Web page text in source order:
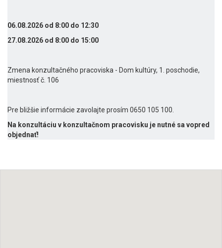
06.08.2026 od 8:00 do 12:30
27.08.2026 od 8:00 do 15:00
Zmena konzultačného pracoviska - Dom kultúry, 1. poschodie,
miestnosť č. 106
Pre bližšie informácie zavolajte prosím 0650 105 100.
Na konzultáciu v konzultačnom pracovisku je nutné sa vopred
objednať!